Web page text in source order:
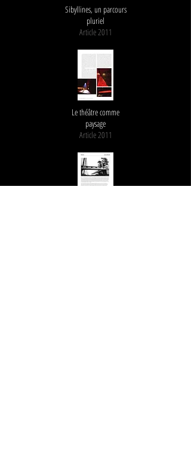
Sibyllines, un parcours
pluriel
Article 2011
Le théâtre comme
paysage
Article 2011